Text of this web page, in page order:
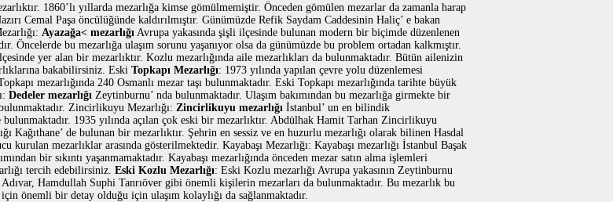
1860’lı yıllarda mezarlığa kimse gömülmemiştir. Önceden gömülen mezarlar da zamanla harap
Cemal Paşa öncülüğünde kaldırılmıştır. Günümüzde Refik Saydam Caddesinin Haliç’ e bakan
Ayazağa< mezarlığı Avrupa yakasında şişli ilçesinde bulunan modern bir biçimde düzenlenen
Öncelerde bu mezarlığa ulaşım sorunu yaşanıyor olsa da günümüzde bu problem ortadan kalkmıştır.
yer alan bir mezarlıktır. Kozlu mezarlığında aile mezarlıkları da bulunmaktadır. Bütün ailenizin
bakabilirsiniz. Eski Topkapı Mezarlığı: 1973 yılında yapılan çevre yolu düzenlemesi
mezarlığında 240 Osmanlı mezar taşı bulunmaktadır. Eski Topkapı mezarlığında tarihte büyük
Dedeler mezarlığı Zeytinburnu’ nda bulunmaktadır. Ulaşım bakımından bu mezarlığa girmekte bir
Zincirlikuyu Mezarlığı: Zincirlikuyu mezarlığı İstanbul’ un en bilindik
1935 yılında açılan çok eski bir mezarlıktır. Abdülhak Hamit Tarhan Zincirlikuyu
Kağıthane’ de bulunan bir mezarlıktır. Şehrin en sessiz ve en huzurlu mezarlığı olarak bilinen Hasdal
kurulan mezarlıklar arasında gösterilmektedir. Kayabaşı Mezarlığı: Kayabaşı mezarlığı İstanbul Başak
bir sıkıntı yaşanmamaktadır. Kayabaşı mezarlığında önceden mezar satın alma işlemleri
tercih edebilirsiniz. Eski Kozlu Mezarlığı: Eski Kozlu mezarlığı Avrupa yakasının Zeytinburnu
Hamdullah Suphi Tanrıöver gibi önemli kişilerin mezarları da bulunmaktadır. Bu mezarlık bu
önemli bir detay olduğu için ulaşım kolaylığı da sağlanmaktadır.